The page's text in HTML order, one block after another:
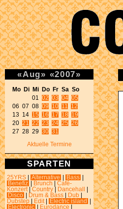
«Aug» «2007»
Mo Di Mi Do Fr Sa So
01 02 03 04 05
06 07 08 09 10 11
12
13 14 15 16 17 18
19
20 21 22 23 24 25 26
27 28 29 30 31
Aktuelle Termine
SPARTEN
25YRS Alternative Bass
Benefiz
Brunch
Café-
Konzert
Country Dancehall
Disco
Drum & Bass Dub
Dubstep
Edit Electric island
Electronic
Eurodance